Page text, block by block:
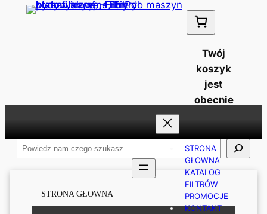
Przejdź
Twój
koszyk
jest
obecnie
STRONA
GŁOWNA
KATALOG
FILTRÓW
PROMOCJE
KONTAKT
Szukaj
STRONA GŁOWNA